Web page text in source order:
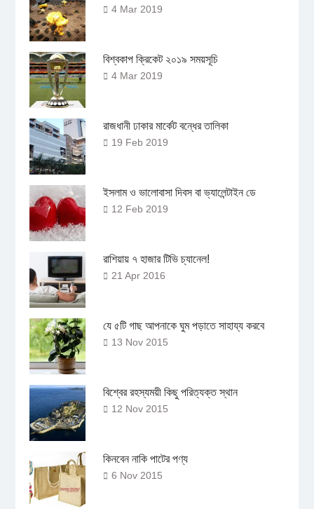
4 Mar 2019
বিশ্বকাপ ক্রিকেট ২০১৯ সময়সূচি
4 Mar 2019
রাজধানী ঢাকার মার্কেট বন্ধের তালিকা
19 Feb 2019
ইসলাম ও ভালোবাসা দিবস বা ভ্যালেন্টাইন ডে
12 Feb 2019
রাশিয়ায় ৭ হাজার টিভি চ্যানেল!
21 Apr 2016
যে ৫টি গাছ আপনাকে ঘুম পড়াতে সাহায্য করবে
13 Nov 2015
বিশ্বের রহস্যময়ী কিছু পরিত্যক্ত স্থান
12 Nov 2015
কিনবেন নাকি পাটের পণ্য
6 Nov 2015